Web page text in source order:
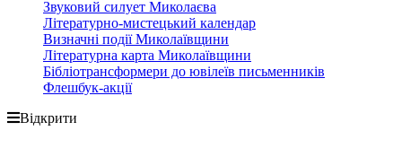
Звуковий силует Миколаєва
Літературно-мистецький календар
Визначні події Миколаївщини
Літературна карта Миколаївщини
Бібліотрансформери до ювілеїв письменників
Флешбук-акції
Відкрити